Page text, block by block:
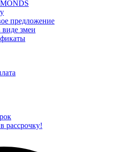
предложение
змеи
рассрочку!